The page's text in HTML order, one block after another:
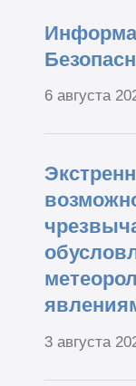
6 августа
3 августа